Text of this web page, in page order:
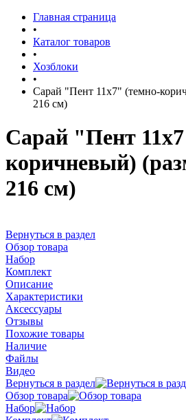
Главная страница
•
Каталог товаров
•
Хозблоки
•
Сарай "Пент 11х7" (темно-
216 см)
Сарай "Пент
коричневый)
216 см)
Вернуться в раздел
Обзор товара
Набор
Комплект
Описание
Характеристики
Аксессуары
Отзывы
Похожие товары
Наличие
Файлы
Видео
Вернуться в раздел
Обзор товара
Набор